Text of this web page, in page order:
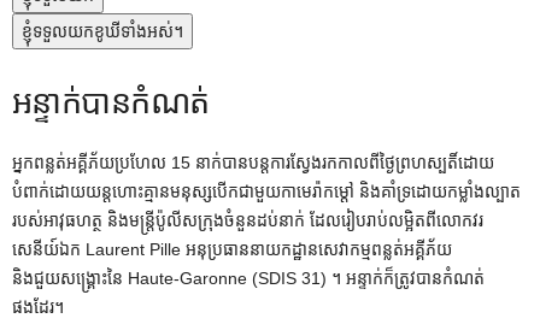
ខ្ញុំទទួលយកខូឃីទាំងអស់។
អន្ទាក់បានកំណត់
អ្នកពន្លត់អគ្គីភ័យប្រហែល 15 នាក់បានបន្តការស្វែងរកកាលពីថ្ងៃព្រហស្បតិ៍ដោយ
បំពាក់ដោយយន្តហោះគ្មានមនុស្សបើកជាមួយកាមេរ៉ាកម្ដៅ និងគាំទ្រដោយកម្លាំងល្បាត
របស់អាវុធហត្ថ និងមន្ត្រីប៉ូលីសក្រុងចំនួនដប់នាក់ ដែលរៀបរាប់លម្អិតពីលោកវរ
សេនីយ៍ឯក Laurent Pille អនុប្រធាននាយកដ្ឋានសេវាកម្មពន្លត់អគ្គីភ័យ
និងជួយសង្គ្រោះនៃ Haute-Garonne (SDIS 31) ។ អន្ទាក់ក៏ត្រូវបានកំណត់
ផងដែរ។